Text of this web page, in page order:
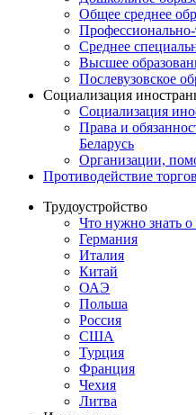
Общее среднее
Профессионально-
Среднее
Высшее
Послевузовское
Социализация
Социализация
Права и
Беларусь
Oрганизации,
Противодействие
Трудоустройство
Что нужно знать о
Германия
Италия
Китай
ОАЭ
Польша
Россия
США
Турция
Франция
Чехия
Литва